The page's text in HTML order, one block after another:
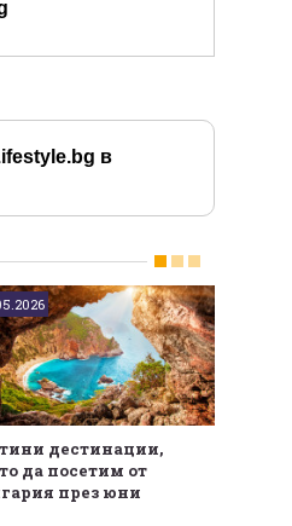
в
дестинации,
да посетим от
през юни